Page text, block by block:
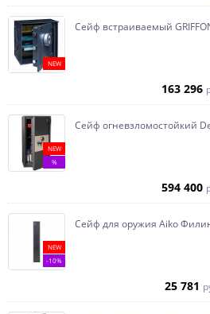
NEW
Сейф встраиваемый
163 296
NEW
%
Сейф огневзломостойкий
594 400
NEW
-10%
Сейф для оружия Aiko
25 781